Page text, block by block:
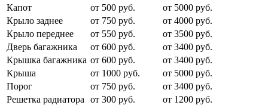
Капот
от 500 руб.
от 5000 руб.
Крыло заднее
от 750 руб.
от 4000 руб.
Крыло переднее
от 550 руб.
от 3500 руб.
Дверь багажника
от 600 руб.
от 3400 руб.
Крышка багажника от 600 руб.
от 3400 руб.
Крыша
от 1000 руб.
от 5000 руб.
Порог
от 750 руб.
от 3400 руб.
Решетка радиатора
от 300 руб.
от 1200 руб.